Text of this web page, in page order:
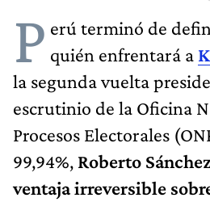
P erú terminó de
quién enfrentará a
la segunda vuelta
escrutinio de la Oficina
Procesos Electorales
99,94%, Roberto
ventaja irreversible